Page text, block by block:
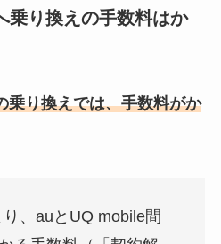
乗り換えの手数料はか
乗り換えでは、手数料がか
、auとUQ mobile間